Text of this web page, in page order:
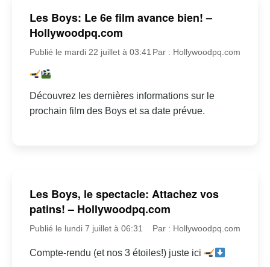
Les Boys: Le 6e film avance bien! –
Hollywoodpq.com
Publié le mardi 22 juillet à 03:41 Par : Hollywoodpq.com
Découvrez les dernières informations sur le
prochain film des Boys et sa date prévue.
Les Boys, le spectacle: Attachez vos
patins! – Hollywoodpq.com
Publié le lundi 7 juillet à 06:31 Par : Hollywoodpq.com
Compte-rendu (et nos 3 étoiles!) juste ici